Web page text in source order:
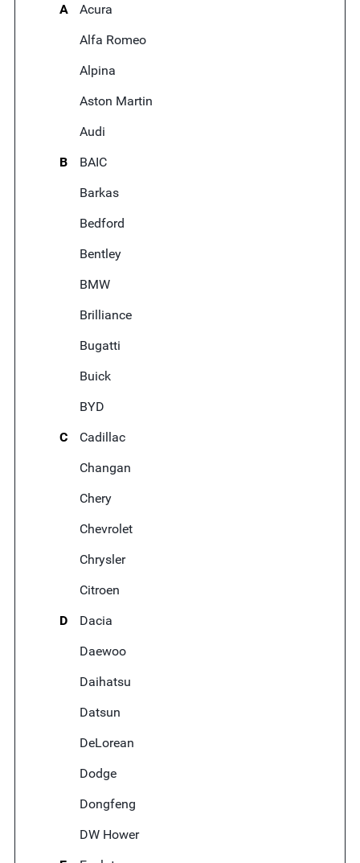
A
Acura
Alfa Romeo
Alpina
Aston Martin
Audi
B
BAIC
Barkas
Bedford
Bentley
BMW
Brilliance
Bugatti
Buick
BYD
C
Cadillac
Changan
Chery
Chevrolet
Chrysler
Citroen
D
Dacia
Daewoo
Daihatsu
Datsun
DeLorean
Dodge
Dongfeng
DW Hower